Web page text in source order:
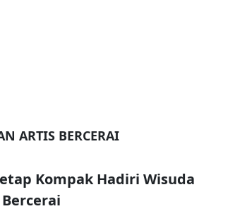
ARTIS BERCERAI
Kompak Hadiri Wisuda